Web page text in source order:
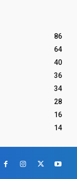
86
64
40
36
34
28
16
14